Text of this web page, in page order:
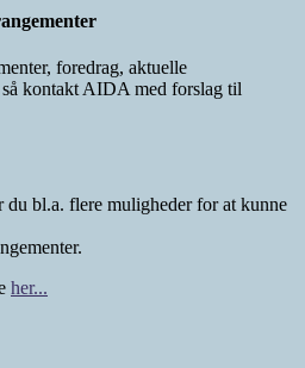
foredrag, aktuelle
kontakt AIDA med forslag til
du bl.a. flere muligheder for at kunne
her...